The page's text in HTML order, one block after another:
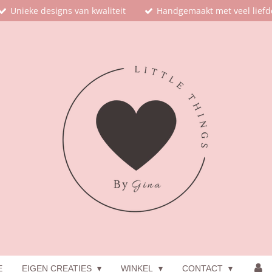
Unieke designs van kwaliteit Handgemaakt met veel
EIGEN CREATIES WINKEL CONTACT